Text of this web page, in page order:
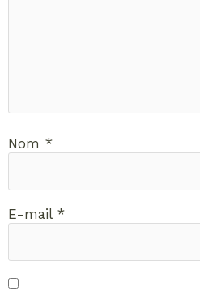
Nom *
E-mail *